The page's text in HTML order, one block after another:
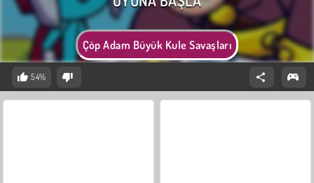
Çöp Adam Büyük Kule Savaşları
54%